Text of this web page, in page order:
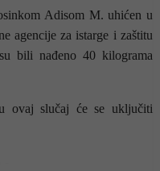
Adisom M. uhićen u
agencije za istarge i zaštitu
bili nađeno 40 kilograma
ovaj slučaj će se uključiti